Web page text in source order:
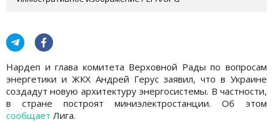
Нардеп и глава комитета Верховной Рады по вопросам
энергетики и ЖКХ Андрей Герус заявил, что в Украине
создадут новую архитектуру энергосистемы. В частности,
в стране построят миниэлектростанции. Об этом
сообщает Лига.